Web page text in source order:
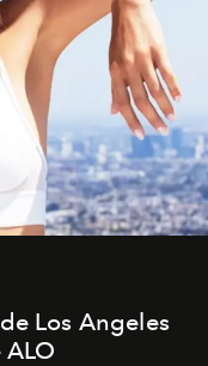
Los Angeles